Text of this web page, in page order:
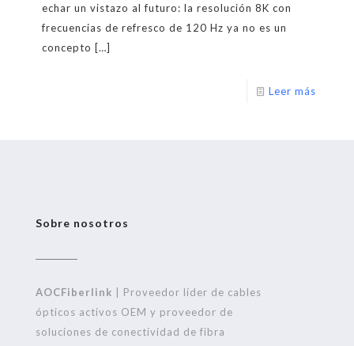
echar un vistazo al futuro: la resolución 8K con
frecuencias de refresco de 120 Hz ya no es un
concepto […]
Leer más
Sobre nosotros
AOCFiberlink | Proveedor líder de cables
ópticos activos OEM y proveedor de
soluciones de conectividad de fibra